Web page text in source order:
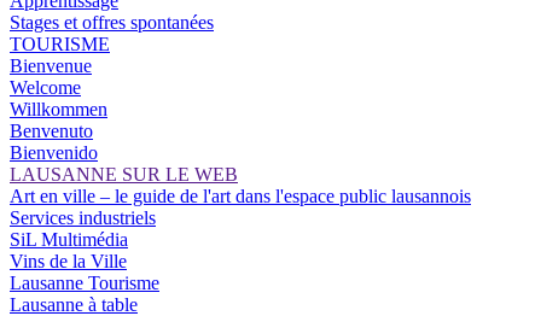
Stages et offres spontanées
TOURISME
Bienvenue
Welcome
Willkommen
Benvenuto
Bienvenido
LAUSANNE SUR LE WEB
Art en ville – le guide de l'art dans l'espace public lausannois
Services industriels
SiL Multimédia
Vins de la Ville
Lausanne Tourisme
Lausanne à table